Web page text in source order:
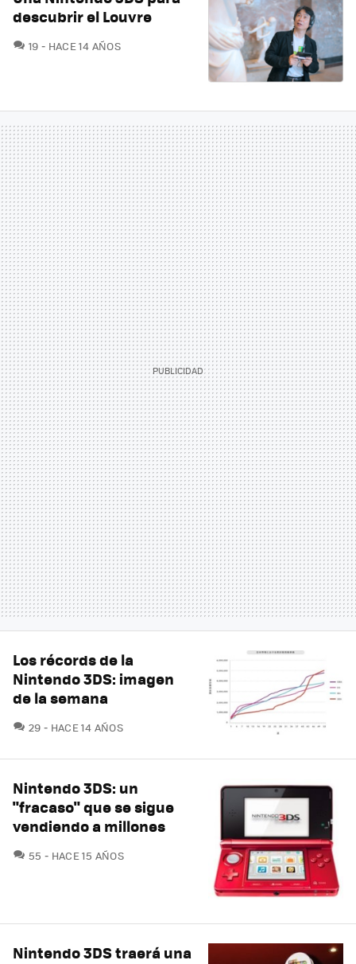
descubrir el Louvre
19 COMENTARIOS
HACE 14 AÑOS
Los récords de la
Nintendo 3DS: imagen
de la semana
29 COMENTARIOS
HACE 14 AÑOS
Nintendo 3DS: un
"fracaso" que se sigue
vendiendo a millones
55 COMENTARIOS
HACE 15 AÑOS
Nintendo 3DS traerá una